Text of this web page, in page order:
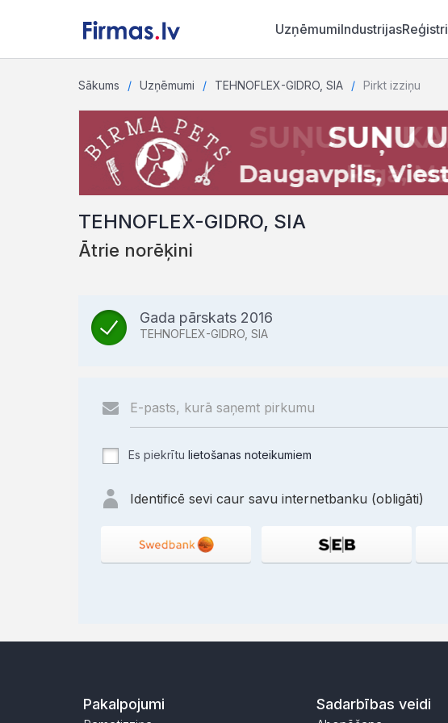
UzņēmumiIndustrijasReģistri
Sākums Uzņēmumi TEHNOFLEX-GIDRO, SIA Pirkt izziņu
TEHNOFLEX-GIDRO, SIA
Ātrie norēķini
Gada pārskats 2016
TEHNOFLEX-GIDRO, SIA
Es piekrītu lietošanas noteikumiem
Identificē sevi caur savu internetbanku (obligāti)
Pakalpojumi Sadarbības veidi